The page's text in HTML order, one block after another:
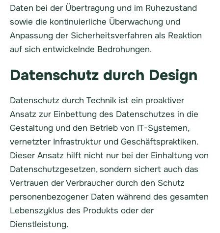
Daten bei der Übertragung und im Ruhezustand
sowie die kontinuierliche Überwachung und
Anpassung der Sicherheitsverfahren als Reaktion
auf sich entwickelnde Bedrohungen.
Datenschutz durch Design
Datenschutz durch Technik ist ein proaktiver
Ansatz zur Einbettung des Datenschutzes in die
Gestaltung und den Betrieb von IT-Systemen,
vernetzter Infrastruktur und Geschäftspraktiken.
Dieser Ansatz hilft nicht nur bei der Einhaltung von
Datenschutzgesetzen, sondern sichert auch das
Vertrauen der Verbraucher durch den Schutz
personenbezogener Daten während des gesamten
Lebenszyklus des Produkts oder der
Dienstleistung.